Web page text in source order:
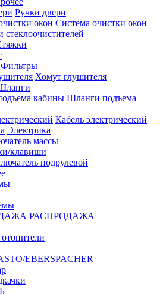
Ручки двери
Система очистки окон
Фильтры
Хомут глушителя
Шланги подъема
Кабель электрический
Электрика
массы
клавиши
подрулевой
РАСПРОДАЖА
EBERSPACHER